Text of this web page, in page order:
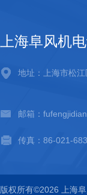
上海阜风机
地址：上海市松
邮箱：
传真：86-021-
版权所有©2026 上海